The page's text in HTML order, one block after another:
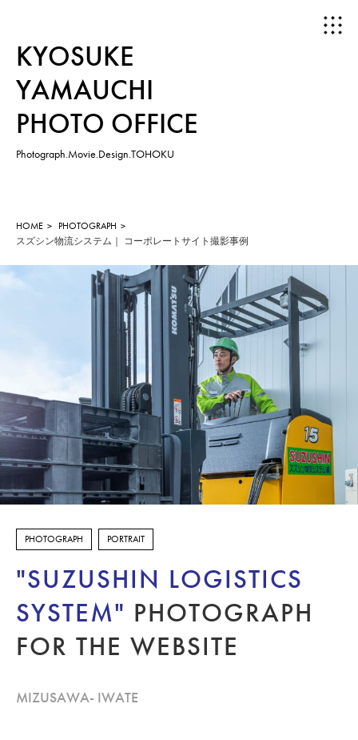
KYOSUKE
YAMAUCHI
PHOTO OFFICE
Photograph.Movie.Design.TOHOKU
WORKS
PHOTOGRAPH
MOVIE
FOOD
ARCHITECT
DOCUMENT
PORTRAIT
STUDIO
DESIGN
泉区館写真館
HOME
PHOTOGRAPH
スズシン物流システム｜ コーポレートサイト撮影事例
PHOTOGRAPH PORTRAIT
"SUZUSHIN LOGISTICS
SYSTEM" PHOTOGRAPH
FOR THE WEBSITE
MIZUSAWA- IWATE